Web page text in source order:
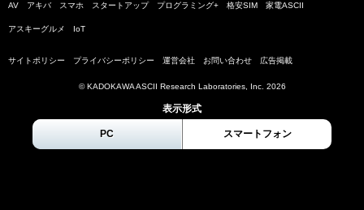
AV アキバ スマホ スタートアップ プログラミング+ 格安SIM 家電ASCII
アスキーグルメ IoT
サイトポリシー プライバシーポリシー 運営会社 お問い合わせ 広告掲載
© KADOKAWA ASCII Research Laboratories, Inc. 2026
表示形式
PC スマートフォン